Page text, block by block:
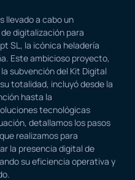
llevado a cabo un
digitalización para
SL, la icónica heladería
Este ambicioso proyecto,
subvención del Kit Digital
totalidad, incluyó desde la
hasta la
tecnológicas
detallamos los pasos
realizamos para
la presencia digital de
su eficiencia operativa y